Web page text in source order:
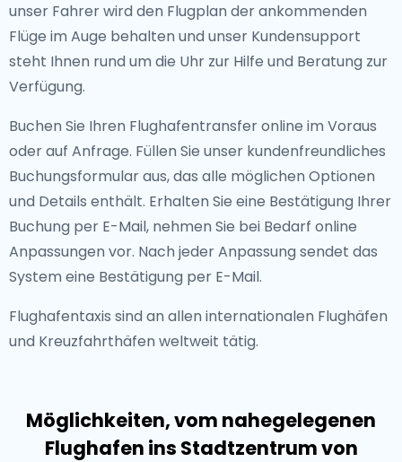
unser Fahrer wird den Flugplan der ankommenden
Flüge im Auge behalten und unser Kundensupport
steht Ihnen rund um die Uhr zur Hilfe und Beratung zur
Verfügung.
Buchen Sie Ihren Flughafentransfer online im Voraus
oder auf Anfrage. Füllen Sie unser kundenfreundliches
Buchungsformular aus, das alle möglichen Optionen
und Details enthält. Erhalten Sie eine Bestätigung Ihrer
Buchung per E-Mail, nehmen Sie bei Bedarf online
Anpassungen vor. Nach jeder Anpassung sendet das
System eine Bestätigung per E-Mail.
Flughafentaxis sind an allen internationalen Flughäfen
und Kreuzfahrthäfen weltweit tätig.
Möglichkeiten, vom nahegelegenen
Flughafen ins Stadtzentrum von